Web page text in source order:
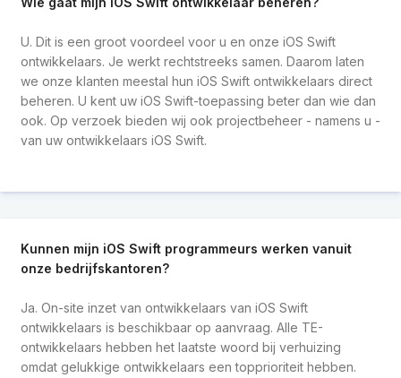
U. Dit is een groot voordeel voor u en onze iOS Swift
ontwikkelaars. Je werkt rechtstreeks samen. Daarom laten
we onze klanten meestal hun iOS Swift ontwikkelaars direct
beheren. U kent uw iOS Swift-toepassing beter dan wie dan
ook. Op verzoek bieden wij ook projectbeheer - namens u -
van uw ontwikkelaars iOS Swift.
Kunnen mijn iOS Swift programmeurs werken vanuit
onze bedrijfskantoren?
Ja. On-site inzet van ontwikkelaars van iOS Swift
ontwikkelaars is beschikbaar op aanvraag. Alle TE-
ontwikkelaars hebben het laatste woord bij verhuizing
omdat gelukkige ontwikkelaars een topprioriteit hebben.